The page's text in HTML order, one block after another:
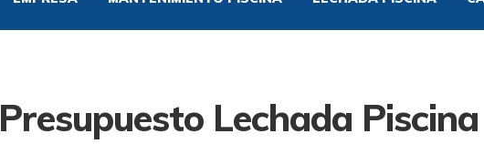
Presupuesto Lechada